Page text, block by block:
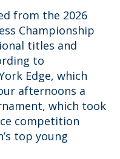
from the 2026
Championship
titles and
to
Edge, which
afternoons a
which took
competition
top young